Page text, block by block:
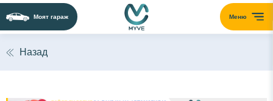
Меню
Моят гараж
Назад